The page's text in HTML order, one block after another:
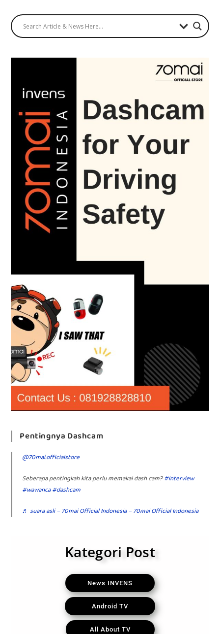
Pentingnya Dashcam
@70mai.officialstore
Seberapa pentingkah kita perlu memakai dash cam?#interview
#wawanca#dashcam
♬ suara asli – 70mai Official Indonesia – 70mai Official Indonesia
Kategori Post
News INVENS
Android TV
All About TV